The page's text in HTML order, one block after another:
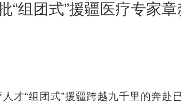
“组团式”援疆医疗专家章
“组团式”援疆跨越九千里的奔赴